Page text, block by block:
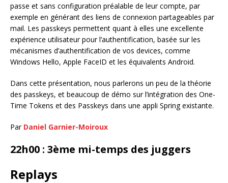
passe et sans configuration préalable de leur compte, par
exemple en générant des liens de connexion partageables par
mail. Les passkeys permettent quant à elles une excellente
expérience utilisateur pour l’authentification, basée sur les
mécanismes d’authentification de vos devices, comme
Windows Hello, Apple FaceID et les équivalents Android.
Dans cette présentation, nous parlerons un peu de la théorie
des passkeys, et beaucoup de démo sur l’intégration des One-
Time Tokens et des Passkeys dans une appli Spring existante.
Par Daniel Garnier-Moiroux
22h00 : 3ème mi-temps des juggers
Replays